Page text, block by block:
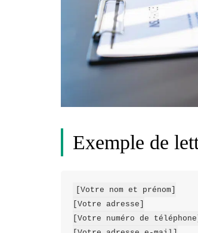
Exemple de
[Votre nom et prénom]
[Votre adresse]
[Votre numéro de